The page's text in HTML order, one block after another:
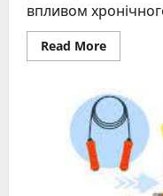
впливом
Read MoreRead
more
прибрати
живіт
чоловіку
без
план
жиру